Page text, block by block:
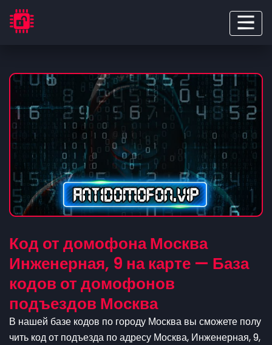
Код от домофона Москва
Инженерная, 9 на карте — База
кодов от домофонов
подъездов Москва
В нашей базе кодов по городу Москва вы сможете полу
чить код от подъезда по адресу Москва, Инженерная, 9,